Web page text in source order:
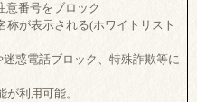
意番号をブロック
称が表示される(ホワイトリスト
惑電話ブロック、特殊詐欺等に
利用可能。